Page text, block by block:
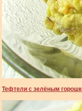
Тефтели с зелёным